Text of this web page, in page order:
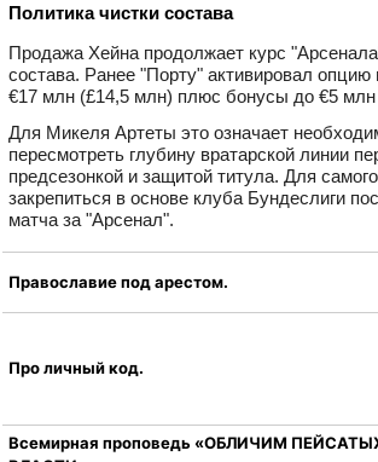
Политика чистки состава
Продажа Хейна продолжает курс
состава. Ранее "Порту" активировал опцию
€17 млн (£14,5 млн) плюс бонусы до €5
Для Микеля Артеты это означает
пересмотреть глубину вратарской линии
предсезонкой и защитой титула. Для
закрепиться в основе клуба Бундеслиги
матча за "Арсенал".
Православие под арестом.
Про личный код.
Всемирная проповедь «ОБЛИЧИМ